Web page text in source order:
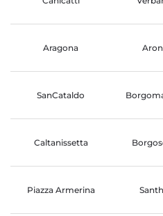
Aragona
SanCataldo
Caltanissetta
Piazza Armerina